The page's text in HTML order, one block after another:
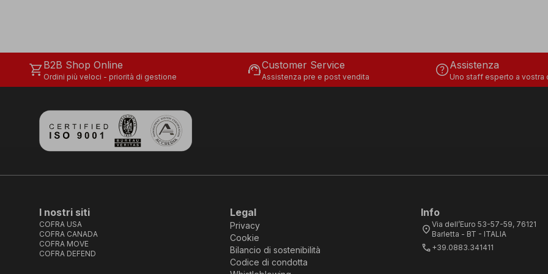
shopping_cartB2B Shop Online
Ordini più veloci - priorità di gestione support_agentCustomer Service
Assistenza pre e post vendita helpAssistenza
Uno staff esperto a vostra
I nostri siti
COFRA USA
COFRA CANADA
COFRA MOVE
COFRA DEFEND
Legal
Privacy
Cookie
Bilancio di sostenibilità
Codice di condotta
Info
location_on Via dell’Euro 53-57-59, 76121
Barletta - BT - ITALIA
call +39.0883.341411